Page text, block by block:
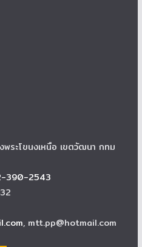
ะโขนงเหนือ เขตวัฒนา กทม
390-2543
, mtt.pp@hotmail.com